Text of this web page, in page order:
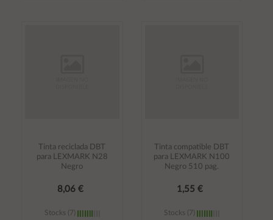
Tinta reciclada DBT
para LEXMARK N28
Negro
8,06 €
Stocks (7)
Tinta compatible DBT
para LEXMARK N100
Negro 510 pag.
1,55 €
Stocks (7)